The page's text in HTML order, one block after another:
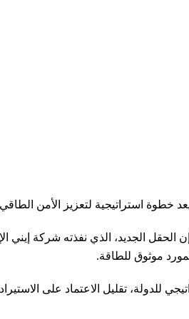
خطوة استراتيجية لتعزيز الأمن
الحقل الجديد، الذي نفذته شركة إيني
موثوق للطاقة.
للدولة، تقليل الاعتماد على